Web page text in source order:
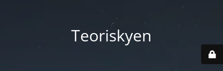
Teoriskyen